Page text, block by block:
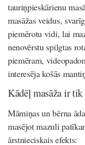
tauriņpieskārienu
masāžas veidus,
piemērotu vidi, lai
nenovērstu spilgtas
piemēram,
interesēja košās
Kādēļ masāža ir tik
Māmiņas un bērna
masējot mazuli
ārstnieciskais efekts: